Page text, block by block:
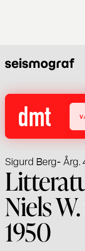
Sigurd Berg- Årg.
Niels
1950